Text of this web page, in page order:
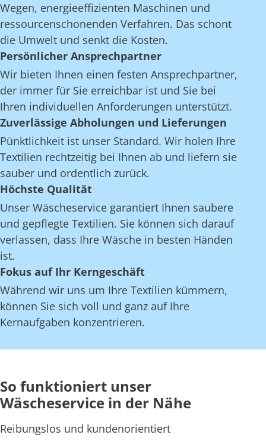
Wegen, energieeffizienten Maschinen und
ressourcenschonenden Verfahren. Das schont
die Umwelt und senkt die Kosten.
Persönlicher Ansprechpartner
Wir bieten Ihnen einen festen Ansprechpartner,
der immer für Sie erreichbar ist und Sie bei
Ihren individuellen Anforderungen unterstützt.
Zuverlässige Abholungen und Lieferungen
Pünktlichkeit ist unser Standard. Wir holen Ihre
Textilien rechtzeitig bei Ihnen ab und liefern sie
sauber und ordentlich zurück.
Höchste Qualität
Unser Wäscheservice garantiert Ihnen saubere
und gepflegte Textilien. Sie können sich darauf
verlassen, dass Ihre Wäsche in besten Händen
ist.
Fokus auf Ihr Kerngeschäft
Während wir uns um Ihre Textilien kümmern,
können Sie sich voll und ganz auf Ihre
Kernaufgaben konzentrieren.
So funktioniert unser
Wäscheservice in der Nähe
Reibungslos und kundenorientiert